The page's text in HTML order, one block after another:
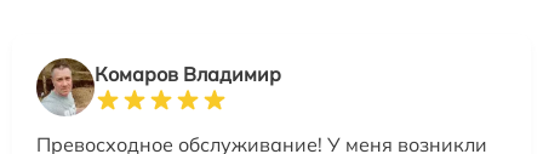
Комаров Владимир
Превосходное обслуживание! У меня возникли